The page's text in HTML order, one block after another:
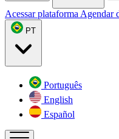
Acessar plataforma Agendar
PT
Português
English
Español